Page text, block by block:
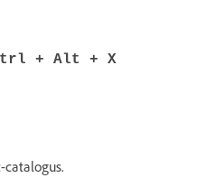
+ Alt + X